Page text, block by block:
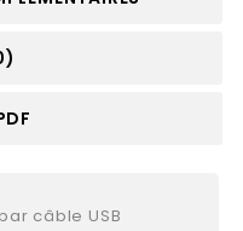
câble USB